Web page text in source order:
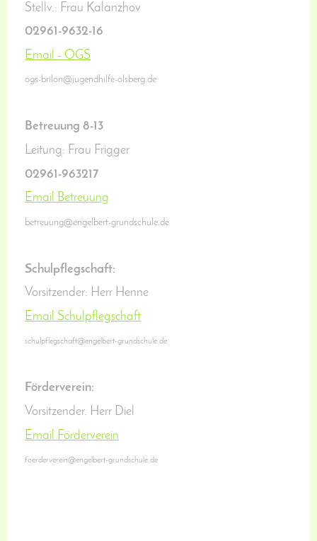
Stellv.: Frau Kalanzhov
02961-9632-16
Email - OGS
ogs-brilon@jugendhilfe-olsberg.de
Betreuung 8-13
Leitung: Frau Frigger
02961-963217
Email Betreuung
betreuung@engelbert-grundschule.de
Schulpflegschaft:
Vorsitzender: Herr Henne
Email Schulpflegschaft
schulpflegschaft@engelbert-grundschule.de
Förderverein:
Vorsitzender. Herr Diel
Email Förderverein
foerderverein@engelbert-grundschule.de